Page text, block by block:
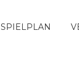
SPIELPLAN